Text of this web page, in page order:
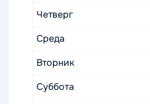
Четверг
Среда
Вторник
Суббота